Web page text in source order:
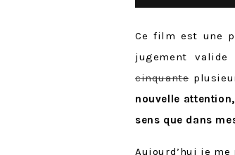
Ce film est une
jugement
cinquante
nouvelle
sens que dans
Aujourd’hui je